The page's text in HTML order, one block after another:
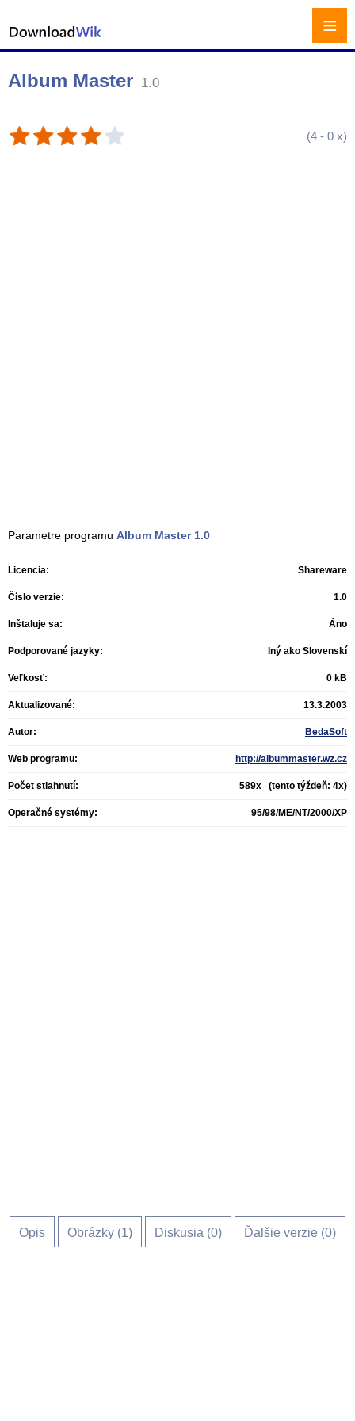
Album Master 1.0
(4 - 0 x)
Parametre programu Album Master 1.0
Licencia: Shareware
Číslo verzie: 1.0
Inštaluje sa: Áno
Podporované jazyky: Iný ako Slovenskí
Veľkosť: 0 kB
Aktualizované: 13.3.2003
Autor: BedaSoft
Web programu: http://albummaster.wz.cz
Počet stiahnutí: 589x (tento týždeň: 4x)
Operačné systémy: 95/98/ME/NT/2000/XP
Opis Obrázky (1) Diskusia (0) Ďalšie verzie (0)
≡